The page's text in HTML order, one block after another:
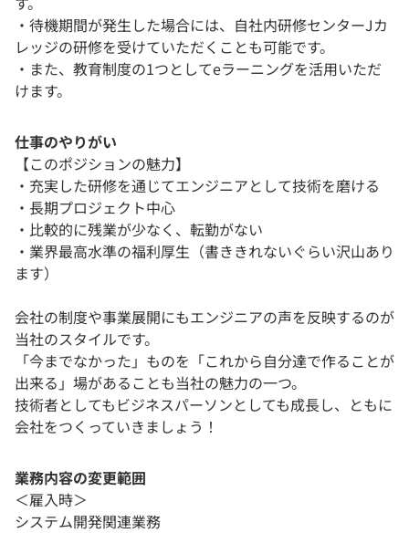
・待機期間が発生した場合には、自社内研修センターJカ
レッジの研修を受けていただくことも可能です。
・また、教育制度の1つとしてeラーニングを活用いただ
けます。
仕事のやりがい
【このポジションの魅力】
・充実した研修を通じてエンジニアとして技術を磨ける
・長期プロジェクト中心
・比較的に残業が少なく、転勤がない
・業界最高水準の福利厚生（書ききれないぐらい沢山あり
ます）
会社の制度や事業展開にもエンジニアの声を反映するのが
当社のスタイルです。
「今までなかった」ものを「これから自分達で作ることが
出来る」場があることも当社の魅力の一つ。
技術者としてもビジネスパーソンとしても成長し、ともに
会社をつくっていきましょう！
業務内容の変更範囲
＜雇入時＞
システム開発関連業務